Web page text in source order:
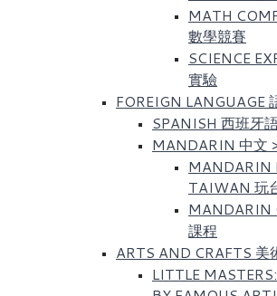
MATH
數學競賽
SCIENCE
實驗
FOREIGN LANGUAGE
SPANISH 西班牙
MANDARIN 中文
MANDARIN
TAIWAN 玩
MANDARIN
課程
ARTS AND CRAFTS 美
LITTLE